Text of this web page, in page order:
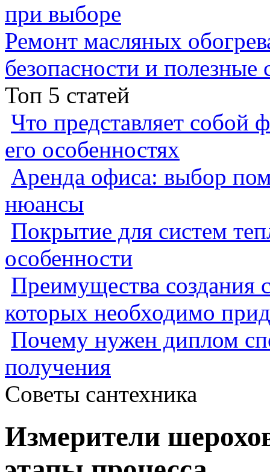
при выборе
Ремонт масляных
безопасности и полезные
Топ 5 статей
Что представляет собой
его особенностях
Аренда офиса: выбор
нюансы
Покрытие для систем
особенности
Преимущества создания
которых необходимо
Почему нужен диплом
получения
Советы сантехника
Измерители